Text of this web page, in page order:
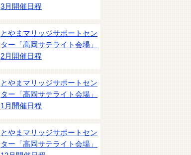
3月開催日程
とやまマリッジサポートセン
ター「高岡サテライト会場」
2月開催日程
とやまマリッジサポートセン
ター「高岡サテライト会場」
1月開催日程
とやまマリッジサポートセン
ター「高岡サテライト会場」